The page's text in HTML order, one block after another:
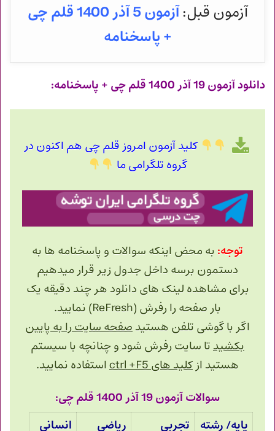
آزمون قبل:
آزمون 5 آذر 1400 قلم چی
+ پاسخنامه
دانلود آزمون19 آذر
کلید آزمون امروز قلم چی هم اکنون در
گروه تلگرامی ما
توجه: به محض اینکه سوالات و پاسخنامه ها به
دستمون برسه داخل جدول زیر قرار میدهیم
برای مشاهده لینک های دانلود هر چند دقیقه یک
بار صفحه را رفرش (ReFresh) نمایید.
اگر با گوشی تلفن هستیدصفحه سایت را به پایین
بکشیدتا سایت رفرش شود و چنانچه با سیستم
هستید ازکلید های ctrl +F5 استفاده نمایید.
سوالات آزمون 19 آذر 1400 قلم چی:
پایه/ رشته
تجربی ریاضی انسانی